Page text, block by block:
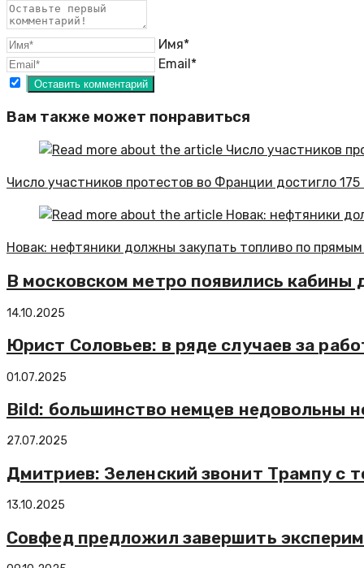
Имя*
Email*
Вам также может понравиться
Число участников протестов во Франции достигло
Новак: нефтяники должны закупать топливо по прямым
В московском метро появились кабины
14.10.2025
Юрист Соловьев: в ряде случаев за
01.07.2025
Bild: большинство немцев недовольны
27.07.2025
Дмитриев: Зеленский звонит Трампу с
13.10.2025
Совфед предложил завершить